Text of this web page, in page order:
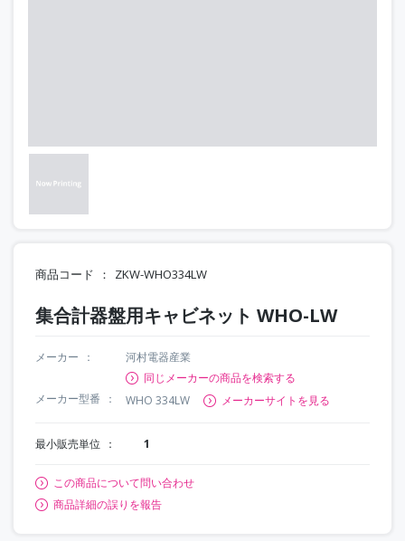
商品コード ZKW-WHO334LW
集合計器盤用キャビネット WHO-LW
メーカー
河村電器産業
同じメーカーの商品を検索する
メーカー型番
WHO 334LW メーカーサイトを見る
最小販売単位 1
この商品について問い合わせ
商品詳細の誤りを報告